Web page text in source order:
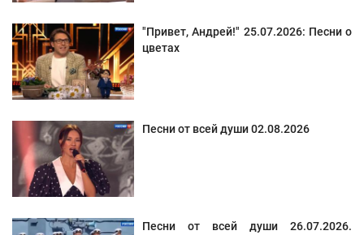
"Привет, Андрей!" 25.07.2026: Песни о
цветах
Песни от всей души 02.08.2026
Песни от всей души 26.07.2026.